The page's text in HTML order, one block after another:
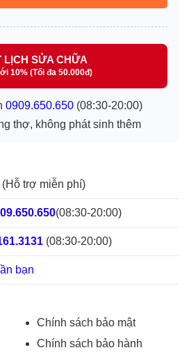
LỊCH SỬA CHỮA
10% (Tối đa 50.000đ)
0909.650.650(08:30-20:00)
thợ, không phát sinh thêm
(Hỗ trợ miễn phí)
(08:30-20:00)
(08:30-20:00)
bạn
Chính sách bảo mật
Chính sách bảo hành